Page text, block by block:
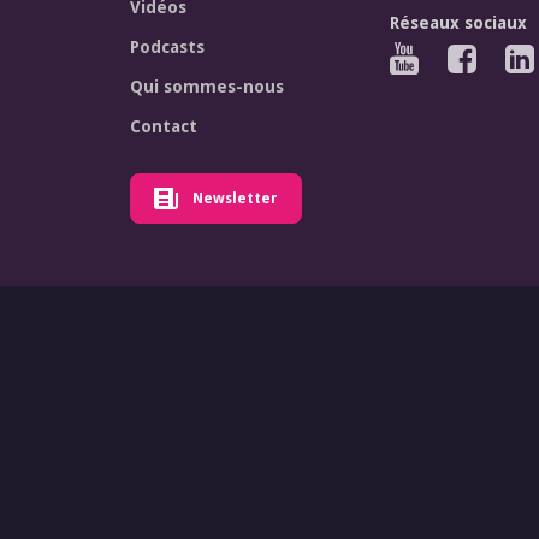
Vidéos
Podcasts
Qui sommes-nous
Contact
Newsletter
Réseaux sociaux